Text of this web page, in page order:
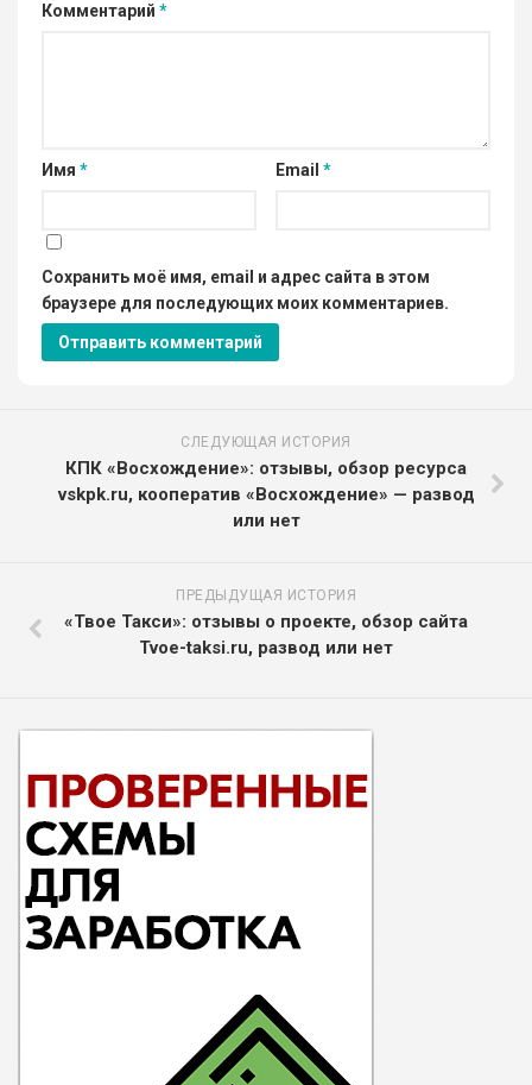
Комментарий *
Имя * Email *
Сохранить моё имя, email и адрес сайта в этом
браузере для последующих моих комментариев.
СЛЕДУЮЩАЯ ИСТОРИЯ
КПК «Восхождение»: отзывы, обзор ресурса
vskpk.ru, кооператив «Восхождение» — развод
или нет
ПРЕДЫДУЩАЯ ИСТОРИЯ
«Твое Такси»: отзывы о проекте, обзор сайта
Tvoe-taksi.ru, развод или нет